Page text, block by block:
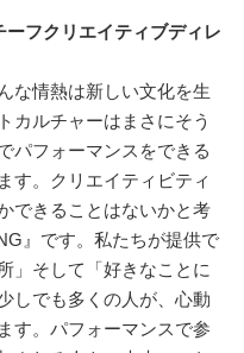
フクリエイティブディレ
な情熱は新しい文化を生
カルチャーはまさにそう
パフォーマンスをできる
す。クリエイティビティ
できることはないかと考
』です。私たちが提供で
」そして「好きなことに
しでも多くの人が、心動
す。パフォーマンスで参